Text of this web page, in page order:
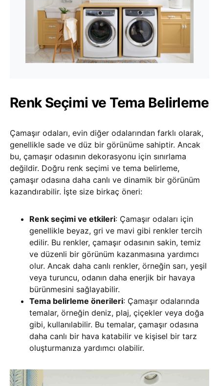
Renk Seçimi ve Tema Belirleme
Çamaşır odaları, evin diğer odalarından farklı olarak,
genellikle sade ve düz bir görünüme sahiptir. Ancak
bu, çamaşır odasının dekorasyonu için sınırlama
değildir. Doğru renk seçimi ve tema belirleme,
çamaşır odasına daha canlı ve dinamik bir görünüm
kazandırabilir. İşte size birkaç öneri:
Renk seçimi ve etkileri: Çamaşır odaları için
genellikle beyaz, gri ve mavi gibi renkler tercih
edilir. Bu renkler, çamaşır odasının sakin, temiz
ve düzenli bir görünüm kazanmasına yardımcı
olur. Ancak daha canlı renkler, örneğin sarı, yeşil
veya turuncu, odanın daha enerjik bir havaya
bürünmesini sağlayabilir.
Tema belirleme önerileri: Çamaşır odalarında
temalar, örneğin deniz, plaj, çiçekler veya doğa
gibi, kullanılabilir. Bu temalar, çamaşır odasına
daha canlı bir hava katabilir ve kişisel bir tarz
oluşturmanıza yardımcı olabilir.